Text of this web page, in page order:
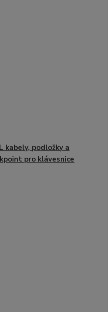
kabely, podložky a
pro klávesnice